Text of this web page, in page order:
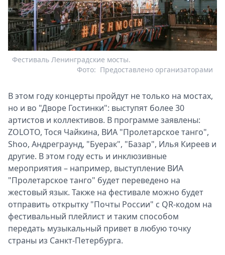
Фестиваль Ленинградские мосты.
Предоставлено организаторами
Фото:
В этом году концерты пройдут не только на мостах,
но и во "Дворе Гостинки": выступят более 30
артистов и коллективов. В программе заявлены:
ZOLOTO, Тося Чайкина, ВИА "Пролетарское танго",
Shoo, Андреграунд, "Буерак", "Базар", Илья Киреев и
другие. В этом году есть и инклюзивные
мероприятия – например, выступление ВИА
"Пролетарское танго" будет переведено на
жестовый язык. Также на фестивале можно будет
отправить открытку "Почты России" с QR-кодом на
фестивальный плейлист и таким способом
передать музыкальный привет в любую точку
страны из Санкт-Петербурга.